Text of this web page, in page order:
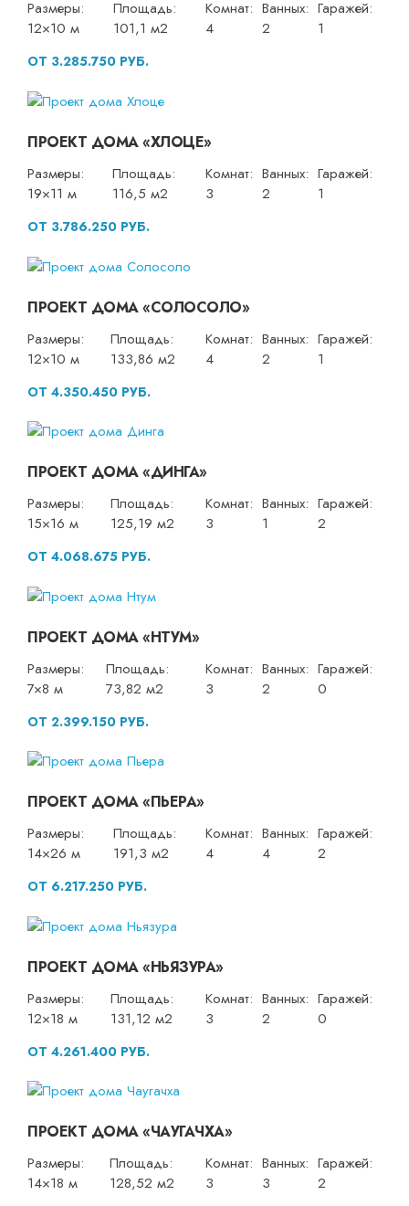
Размеры:
12×10 м
Площадь:
101,1 м2
Комнат:
4
Ванных:
2
Гаражей:
1
ОТ 3.285.750 РУБ.
ПРОЕКТ ДОМА «ХЛОЦЕ»
Размеры:
19×11 м
Площадь:
116,5 м2
Комнат:
3
Ванных:
2
Гаражей:
1
ОТ 3.786.250 РУБ.
ПРОЕКТ ДОМА «СОЛОСОЛО»
Размеры:
12×10 м
Площадь:
133,86 м2
Комнат:
4
Ванных:
2
Гаражей:
1
ОТ 4.350.450 РУБ.
ПРОЕКТ ДОМА «ДИНГА»
Размеры:
15×16 м
Площадь:
125,19 м2
Комнат:
3
Ванных:
1
Гаражей:
2
ОТ 4.068.675 РУБ.
ПРОЕКТ ДОМА «НТУМ»
Размеры:
7×8 м
Площадь:
73,82 м2
Комнат:
3
Ванных:
2
Гаражей:
0
ОТ 2.399.150 РУБ.
ПРОЕКТ ДОМА «ПЬЕРА»
Размеры:
14×26 м
Площадь:
191,3 м2
Комнат:
4
Ванных:
4
Гаражей:
2
ОТ 6.217.250 РУБ.
ПРОЕКТ ДОМА «НЬЯЗУРА»
Размеры:
12×18 м
Площадь:
131,12 м2
Комнат:
3
Ванных:
2
Гаражей:
0
ОТ 4.261.400 РУБ.
ПРОЕКТ ДОМА «ЧАУГАЧХА»
Размеры:
14×18 м
Площадь:
128,52 м2
Комнат:
3
Ванных:
3
Гаражей:
2